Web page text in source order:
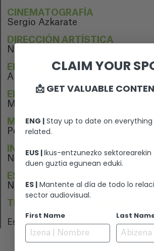
CINEMATOGRAFÍA
Sergio Azkarate
DIRECCIÓN ARTÍSTICA
N/A
EDICIÓN
Ainhoa Ordoñez
EDICIÓN DE SONIDO
Marieta Colomo
MÚSICA
Pepe Pinto
INTÉRPRETES
N/A
ESTRENO
No se ha estrenado aún
TERRITORIO CON DISTRIBUCIÓN
España
CLAIM YOUR
📩 GET VALUABLE
ENG | Stay up to date on everything
related.
EUS |Ikus-entzunezko sektorearekin
duen guztia egunean eduki.
ES | Mantente al día de todo lo
sector audiovisual.
First Name Last